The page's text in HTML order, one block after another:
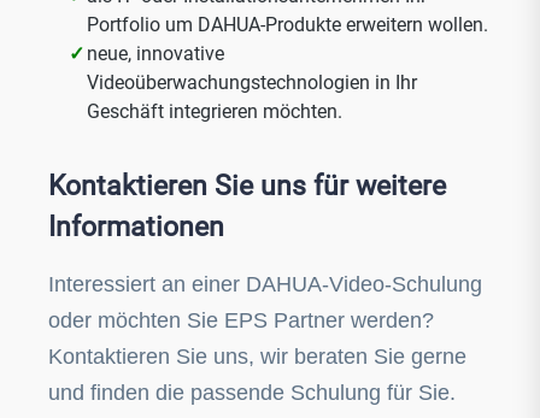
Portfolio um DAHUA-Produkte erweitern wollen.
neue, innovative
Videoüberwachungstechnologien in Ihr
Geschäft integrieren möchten.
Kontaktieren Sie uns für weitere
Informationen
Interessiert an einer DAHUA-Video-Schulung
oder möchten Sie EPS Partner werden?
Kontaktieren Sie uns, wir beraten Sie gerne
und finden die passende Schulung für Sie.